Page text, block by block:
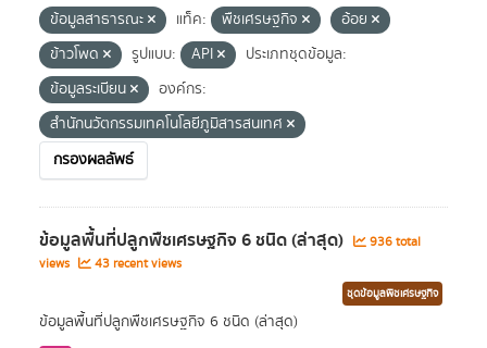
ข้อมูลสาธารณะ
แท็ค: พืชเศรษฐกิจ
อ้อย
ข้าวโพด
รูปแบบ: API
ประเภทชุดข้อมูล:
ข้อมูลระเบียน
องค์กร:
สำนักนวัตกรรมเทคโนโลยีภูมิสารสนเทศ
กรองผลลัพธ์
ข้อมูลพื้นที่ปลูกพืชเศรษฐกิจ 6 ชนิด (ล่าสุด)
936 total
views
43 recent views
ชุดข้อมูลพืชเศรษฐกิจ
ข้อมูลพื้นที่ปลูกพืชเศรษฐกิจ 6 ชนิด (ล่าสุด)